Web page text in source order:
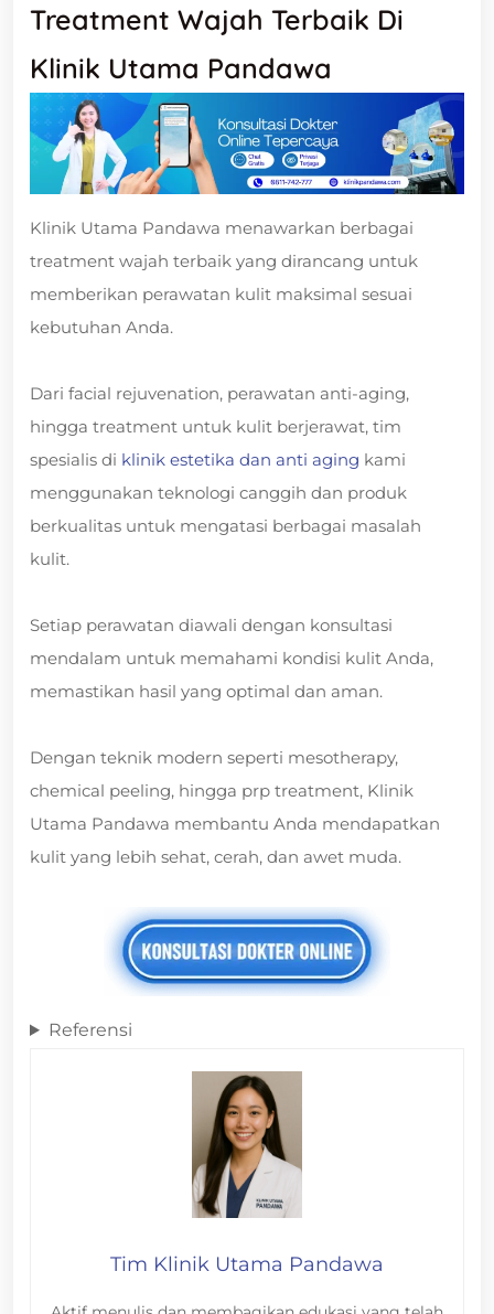
Treatment Wajah Terbaik Di
Klinik Utama Pandawa
Klinik Utama Pandawa menawarkan berbagai
treatment wajah terbaik yang dirancang untuk
memberikan perawatan kulit maksimal sesuai
kebutuhan Anda.
Dari facial rejuvenation, perawatan anti-aging,
hingga treatment untuk kulit berjerawat, tim
spesialis di klinik estetika dan anti aging kami
menggunakan teknologi canggih dan produk
berkualitas untuk mengatasi berbagai masalah
kulit.
Setiap perawatan diawali dengan konsultasi
mendalam untuk memahami kondisi kulit Anda,
memastikan hasil yang optimal dan aman.
Dengan teknik modern seperti mesotherapy,
chemical peeling, hingga prp treatment, Klinik
Utama Pandawa membantu Anda mendapatkan
kulit yang lebih sehat, cerah, dan awet muda.
Referensi
Tim Klinik Utama Pandawa